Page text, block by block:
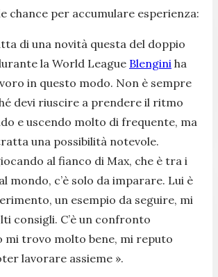
chance per accumulare esperienza:
di una novità questa del doppio
la World League Blengini ha
in questo modo. Non è sempre
devi riuscire a prendere il ritmo
e uscendo molto di frequente, ma
una possibilità notevole.
al fianco di Max, che è tra i
mondo, c’è solo da imparare. Lui è
un esempio da seguire, mi
consigli. C’è un confronto
mi trovo molto bene, mi reputo
lavorare assieme ».